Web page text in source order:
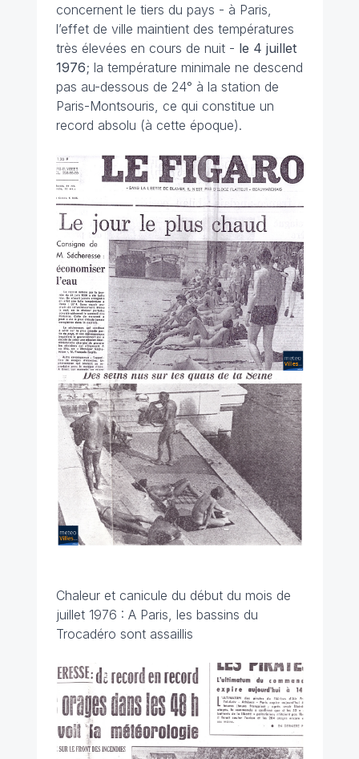
concernent le tiers du pays - à Paris,
l’effet de ville maintient des températures
très élevées en cours de nuit - le 4 juillet
1976; la température minimale ne descend
pas au-dessous de 24° à la station de
Paris-Montsouris, ce qui constitue un
record absolu (à cette époque).
Chaleur et canicule du début du mois de
juillet 1976 : A Paris, les bassins du
Trocadéro sont assaillis